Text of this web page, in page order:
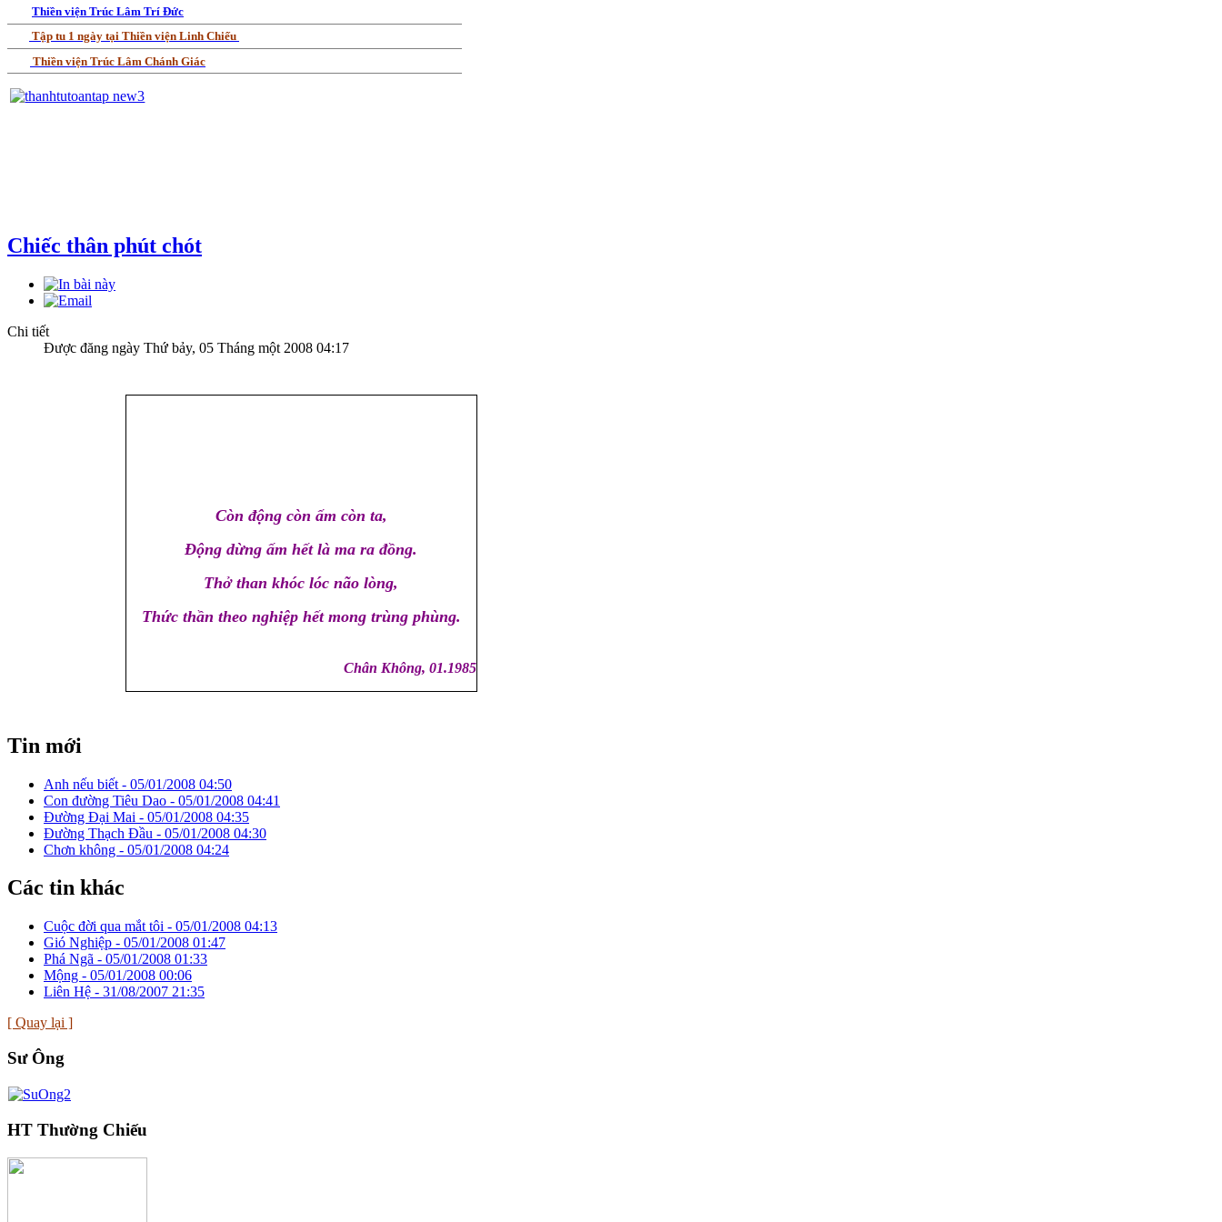
Thiền viện Trúc Lâm Trí Đức
Tập tu 1 ngày tại Thiền viện Linh Chiếu
Thiền viện Trúc Lâm Chánh Giác
Chiếc thân phút chót
Chi tiết
Được đăng ngày Thứ bảy, 05 Tháng một 2008 04:17
Còn động còn ấm còn ta,
Động dừng ấm hết là ma ra đồng.
Thở than khóc lóc não lòng,
Thức thần theo nghiệp hết mong trùng phùng.
Chân Không, 01.1985
Tin mới
Anh nếu biết - 05/01/2008 04:50
Con đường Tiêu Dao - 05/01/2008 04:41
Đường Đại Mai - 05/01/2008 04:35
Đường Thạch Đầu - 05/01/2008 04:30
Chơn không - 05/01/2008 04:24
Các tin khác
Cuộc đời qua mắt tôi - 05/01/2008 04:13
Gió Nghiệp - 05/01/2008 01:47
Phá Ngã - 05/01/2008 01:33
Mộng - 05/01/2008 00:06
Liên Hệ - 31/08/2007 21:35
[ Quay lại ]
Sư Ông
HT Thường Chiếu